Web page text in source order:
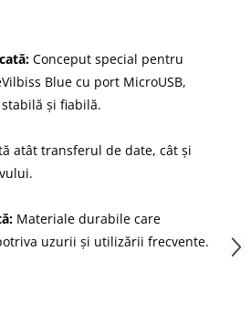
Conceput special pentru
Blue cu port MicroUSB,
și fiabilă.
atât transferul de date, cât și
Materiale durabile care
uzurii și utilizării frecvente.